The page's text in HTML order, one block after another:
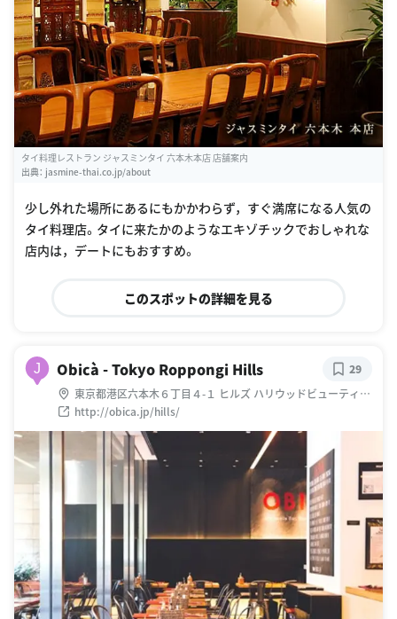
タイ料理レストラン ジャスミンタイ 六本木本店 店舗案内
出典： jasmine-thai.co.jp/about
少し外れた場所にあるにもかかわらず，すぐ満席になる人気の
タイ料理店。タイに来たかのようなエキゾチックでおしゃれな
店内は，デートにもおすすめ。
このスポットの詳細を見る
J Obicà - Tokyo Roppongi Hills
東京都港区六本木６丁目４-１ ヒルズ ハリウッドビューティプ
ラザ 1F
http://obica.jp/hills/
29